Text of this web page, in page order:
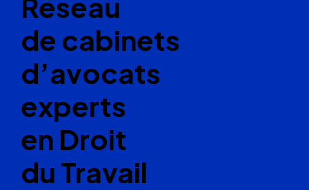
de cabinets
d’avocats
experts
en Droit
du Travail